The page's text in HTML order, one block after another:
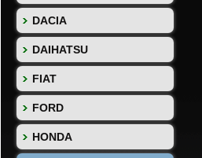
DACIA
DAIHATSU
FIAT
FORD
HONDA